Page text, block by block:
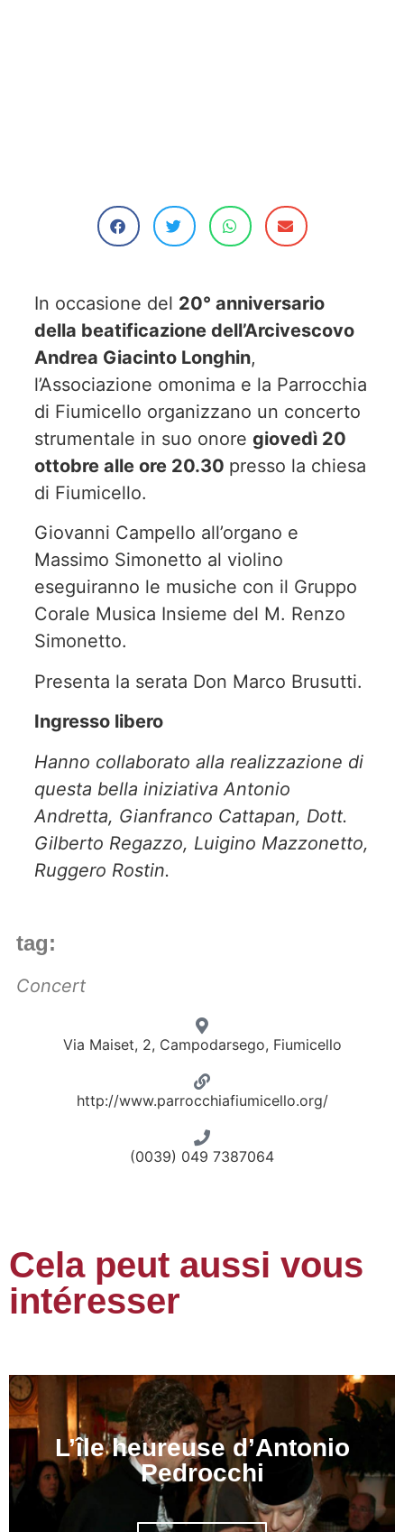
In occasione del 20° anniversario
della beatificazione dell’Arcivescovo
Andrea Giacinto Longhin,
l’Associazione omonima e la Parrocchia
di Fiumicello organizzano un concerto
strumentale in suo onore giovedì 20
ottobre alle ore 20.30 presso la chiesa
di Fiumicello.
Giovanni Campello all’organo e
Massimo Simonetto al violino
eseguiranno le musiche con il Gruppo
Corale Musica Insieme del M. Renzo
Simonetto.
Presenta la serata Don Marco Brusutti.
Ingresso libero
Hanno collaborato alla realizzazione di
questa bella iniziativa Antonio
Andretta, Gianfranco Cattapan, Dott.
Gilberto Regazzo, Luigino Mazzonetto,
Ruggero Rostin.
tag:
Concert
Via Maiset, 2, Campodarsego, Fiumicello
http://www.parrocchiafiumicello.org/
(0039) 049 7387064
Cela peut aussi vous
intéresser
L’île heureuse d’Antonio
Pedrocchi